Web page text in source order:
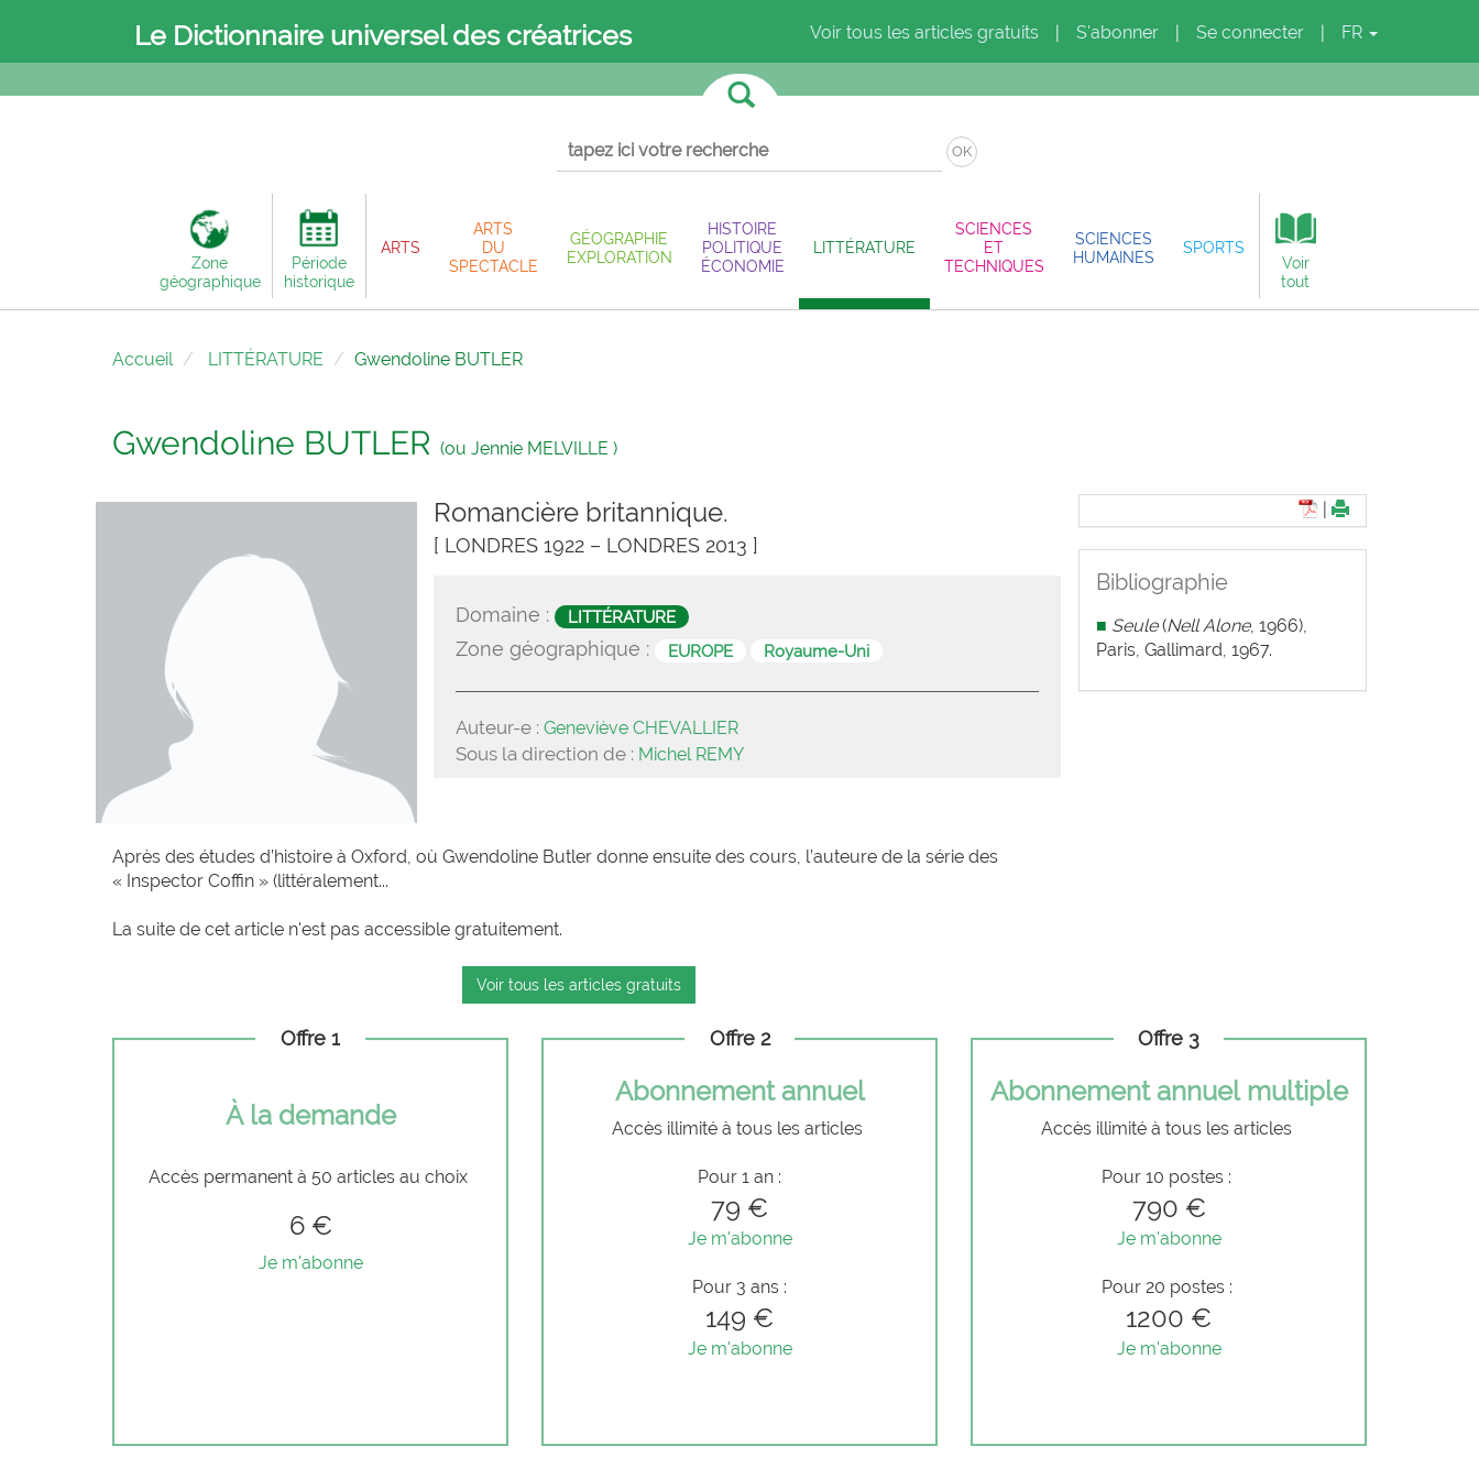
Le Dictionnaire universel des créatrices Voir tous les articles gratuits S'abonner Se connecter FR
OK
Zone
géographique
Période
historique
ARTS
ARTS
DU
SPECTACLE
GÉOGRAPHIE
EXPLORATION
HISTOIRE
POLITIQUE
ÉCONOMIE
LITTÉRATURE
SCIENCES
ET
TECHNIQUES
SCIENCES
HUMAINES
SPORTS
Voir
tout
Accueil LITTÉRATURE Gwendoline BUTLER
Gwendoline BUTLER (ou Jennie MELVILLE )
Romancière britannique.
[ LONDRES 1922 – LONDRES 2013 ]
Domaine : LITTÉRATURE
Zone géographique : EUROPE Royaume-Uni
Auteur-e :Geneviève CHEVALLIER
Sous la direction de : Michel REMY
Après des études d’histoire à Oxford, où Gwendoline Butler donne ensuite des cours, l’auteure de la série des
« Inspector Coffin » (littéralement...
La suite de cet article n'est pas accessible gratuitement.
Voir tous les articles gratuits
Bibliographie
■ Seule(Nell Alone, 1966),
Paris, Gallimard, 1967.
Offre 1
À la demande
Accès permanent à 50 articles au choix
6 €
Je m'abonne
Offre 2
Abonnement annuel
Accès illimité à tous les articles
Pour 1 an :
79 €
Je m'abonne
Pour 3 ans :
149 €
Je m'abonne
Offre 3
Abonnement annuel multiple
Accès illimité à tous les articles
Pour 10 postes :
790 €
Je m'abonne
Pour 20 postes :
1200 €
Je m'abonne